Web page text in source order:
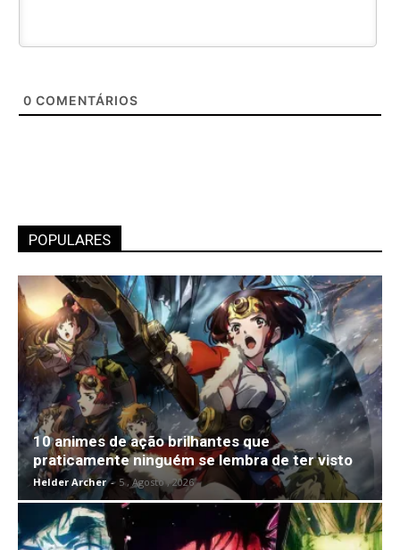
0 COMENTÁRIOS
POPULARES
10 animes de ação brilhantes que
praticamente ninguém se lembra de ter visto
Helder Archer - 5 , Agosto , 2026